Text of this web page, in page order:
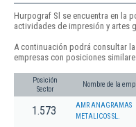
Hurpograf Sl se encuentra en la
actividades de impresión y artes
A continuación podrá consultar
empresas con posiciones
Posición
Sector
Nombre de la
1.573
AMR ANAGRAMAS
METALICOS SL.